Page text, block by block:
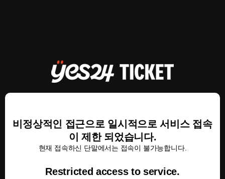
비정상적인 접근으로 일시적으로 서비스 접속
이 제한 되었습니다.
현재 접속하신 단말에서는 접속이 불가능합니다.
Restricted access to service.